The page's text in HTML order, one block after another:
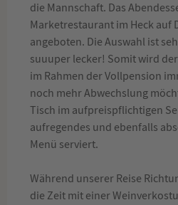
die Mannschaft. Das
Marketrestaurant im Heck auf
angeboten. Die Auswahl ist
suuuper lecker! Somit wird
im Rahmen der Vollpension
noch mehr Abwechslung
Tisch im aufpreispflichtigen
aufregendes und ebenfalls
Menü serviert.
Während unserer Reise
die Zeit mit einer